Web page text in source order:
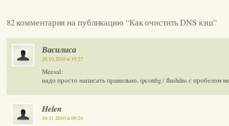
82 комментария на публикацию “Как очистить DNS кэш”
Василиса
28.10.2010 в 19:27
Meesal:
надо просто написать правильно, ipconfig / flushdns с пробелом
Helen
10.11.2010 в 09:24